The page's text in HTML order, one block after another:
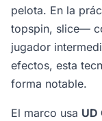
pelota. En la
topspin, slice—
jugador
efectos, esta
forma notable.
El marco usa UD